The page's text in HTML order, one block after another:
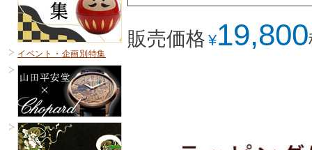
イベント・企画別特集
販売価格 ¥19,800